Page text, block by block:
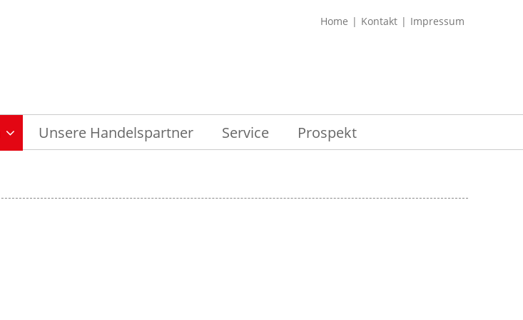
Home Kontakt Impressum
Unsere Handelspartner Service Prospekt